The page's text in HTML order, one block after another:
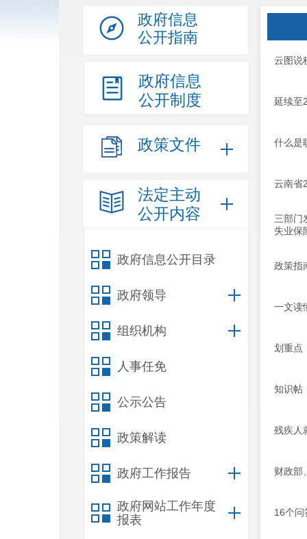
政府信息
公开指南
政府信息
公开制度
政策文件
法定主动
公开内容
政府信息公开目录
政府领导
组织机构
人事任免
公示公告
政策解读
政府工作报告
政府网站工作年度
报表
云图说
延续至
什么是
云南省
三部门
失业保
政策指
一文读
划重点
知识帖
残疾人
财政部
16个问